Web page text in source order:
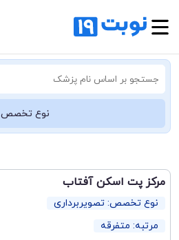
نوع تخصص
مرکز پت اسکن آفتاب
نوع تخصص: تصویربرداری
مرتبه: متفرقه